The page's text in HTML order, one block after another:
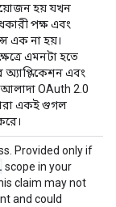
হয় যখন
পক্ষ এবং
এক না হয়।
এমনটা হতে
অ্যাপ্লিকেশন এবং
আলাদা OAuth 2.0
একই গুগল
Provided only if
scope in your
claim may not
and could